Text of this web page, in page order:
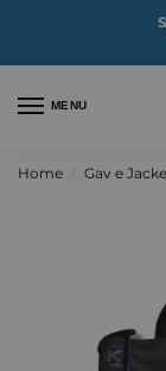
MENU
Home Gav e